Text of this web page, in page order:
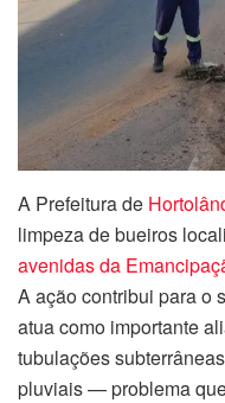
A Prefeitura de
limpeza de bueiros
avenidas da
A ação contribui para o
atua como importante
tubulações
pluviais — problema